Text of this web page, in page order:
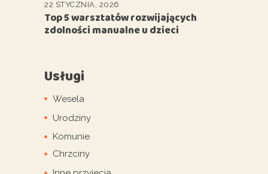
22 STYCZNIA, 2026
Top 5 warsztatów rozwijających
zdolności manualne u dzieci
Usługi
Wesela
Urodziny
Komunie
Chrzciny